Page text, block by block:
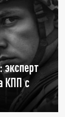
КПП с